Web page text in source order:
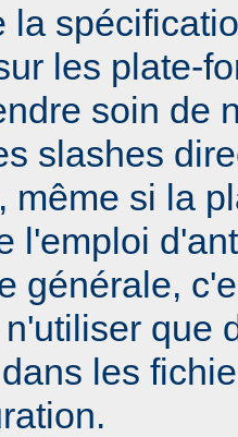
la
les plate-
soin de
slashes
même si la
l'emploi
générale,
que
les